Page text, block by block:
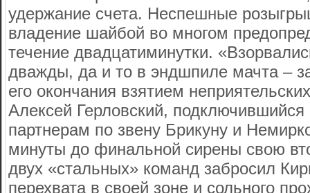
удержание счета. Неспешные
владение шайбой во многом
течение двадцатиминутки.
дважды, да и то в эндшпиле мачта –
его окончания взятием
Алексей Герловский, подключившийся
партнерам по звену Брикуну и
минуты до финальной сирены свою
двух «стальных» команд забросил
перехвата в своей зоне и сольного